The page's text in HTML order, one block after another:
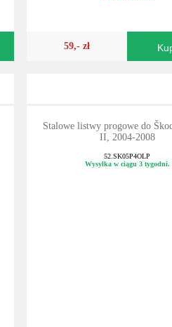
59,- zł
Stalowe listwy progowe do
II, 2004-2008
52.SK05P4OLP
Wysyłka w ciągu 3 tygodni.